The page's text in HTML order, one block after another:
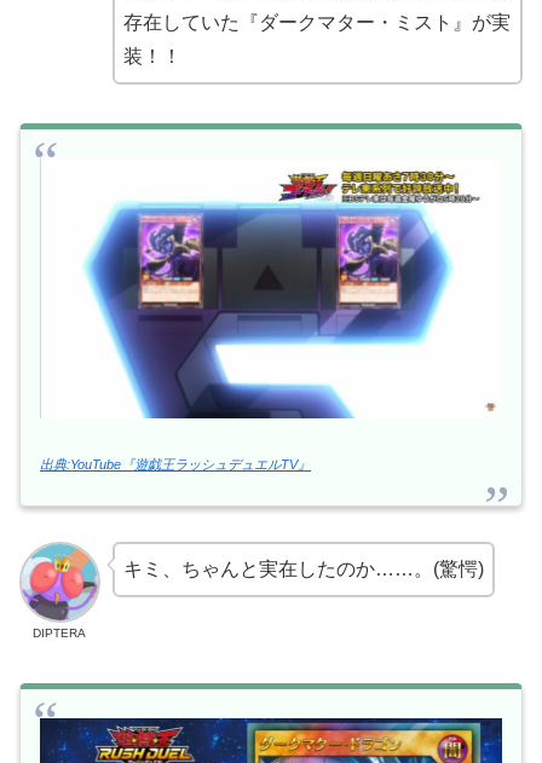
存在していた『ダークマター・ミスト』が実
装！！
出典:YouTube『遊戯王ラッシュデュエルTV』
DIPTERA
キミ、ちゃんと実在したのか……。(驚愕)